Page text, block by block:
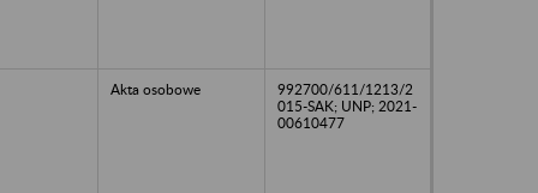
Akta osobowe
992700/611/1213/2
015-SAK; UNP; 2021-
00610477